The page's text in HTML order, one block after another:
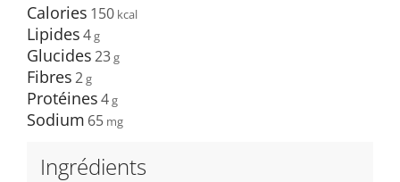
Calories 150
Lipides4
Glucides23
Fibres2
Protéines4
Sodium 65
Ingrédients